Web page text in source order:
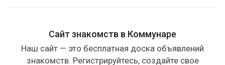
Сайт знакомств в Коммунаре
Наш сайт — это бесплатная доска объявлений
знакомств. Регистрируйтесь, создайте свое